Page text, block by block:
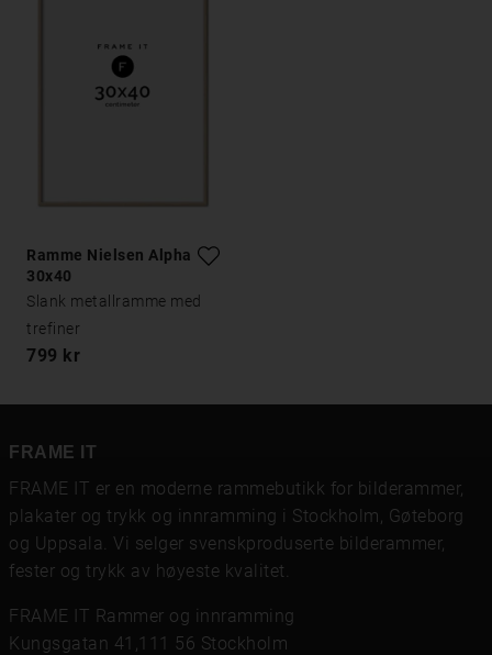
Ramme Nielsen Alpha Eik
30x40
Slank metallramme med
trefiner
799 kr
FRAME IT
FRAME IT er en moderne rammebutikk for bilderammer,
plakater og trykk og innramming i Stockholm, Gøteborg
og Uppsala. Vi selger svenskproduserte bilderammer,
fester og trykk av høyeste kvalitet.
FRAME IT Rammer og innramming
Kungsgatan 41,111 56 Stockholm